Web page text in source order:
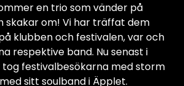
en trio som vänder på
skakar om! Vi har träffat dem
klubben och festivalen, var och
respektive band. Nu senast i
tog festivalbesökarna med storm
sitt soulband i Äpplet.